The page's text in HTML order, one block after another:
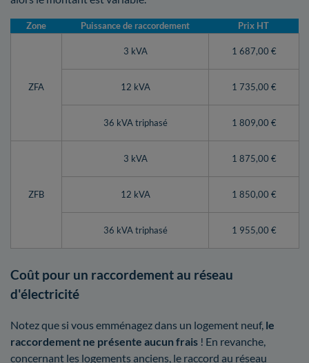
Zone Puissance de raccordement Prix HT
ZFA
3 kVA 1 687,00 €
12 kVA 1 735,00 €
36 kVA triphasé 1 809,00 €
ZFB
3 kVA 1 875,00 €
12 kVA 1 850,00 €
36 kVA triphasé 1 955,00 €
Coût pour un raccordement au réseau
d'électricité
Notez que si vous emménagez dans un logement neuf, le
raccordement ne présente aucun frais ! En revanche,
concernant les logements anciens, le raccord au réseau